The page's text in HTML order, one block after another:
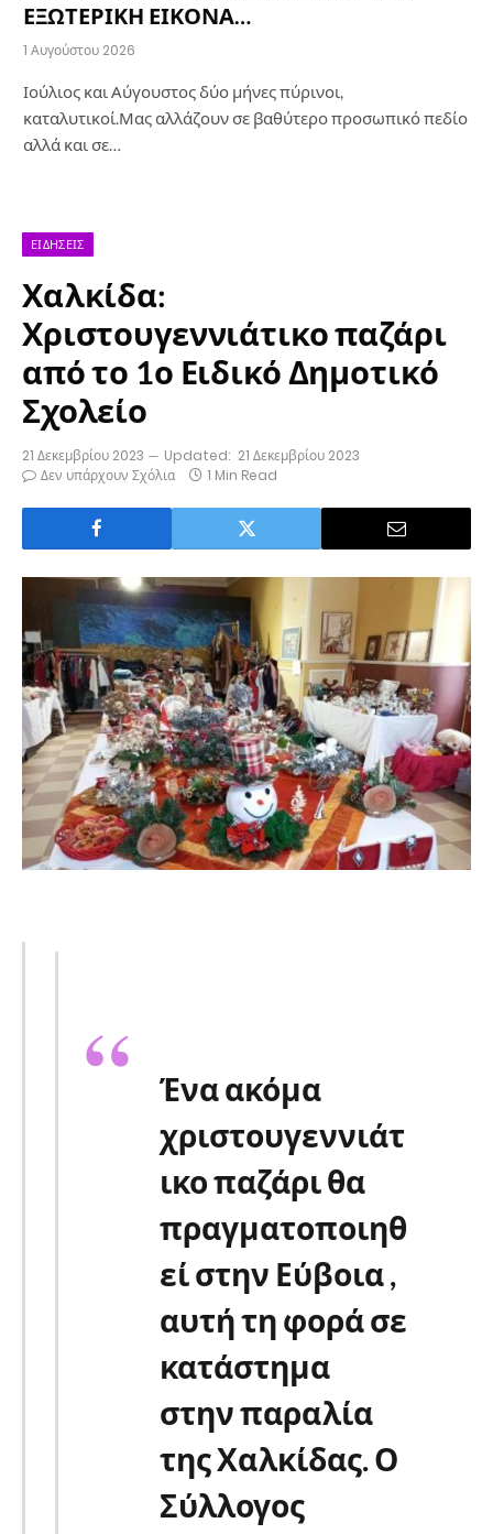
ΕΞΩΤΕΡΙΚΗ ΕΙΚΟΝΑ…
1 Αυγούστου 2026
Ιούλιος και Αύγουστος δύο μήνες πύρινοι,
καταλυτικοί.Μας αλλάζουν σε βαθύτερο προσωπικό πεδίο
αλλά και σε…
ΕΙΔΉΣΕΙΣ
Χαλκίδα:
Χριστουγεννιάτικο παζάρι
από το 1ο Ειδικό Δημοτικό
Σχολείο
21 Δεκεμβρίου 2023 Updated: 21 Δεκεμβρίου 2023
Δεν υπάρχουν Σχόλια
1 Min Read
Ένα ακόμα
χριστουγεννιάτ
ικο παζάρι θα
πραγματοποιηθ
εί στην Εύβοια ,
αυτή τη φορά σε
κατάστημα
στην παραλία
της Χαλκίδας. Ο
Σύλλογος